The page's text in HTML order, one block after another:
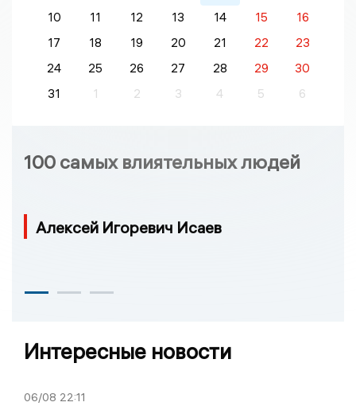
10
11 12 13 14 15
16
17
18 19 20 21 22
23
24
25 26 27 28 29
30
31
1 2 3 4 5 6
100 самых влиятельных людей
Алексей Игоревич Исаев
Интересные новости
06/08 22:11